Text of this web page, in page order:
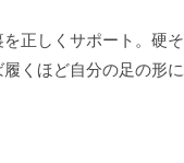
正しくサポート。硬
くほど自分の足の形